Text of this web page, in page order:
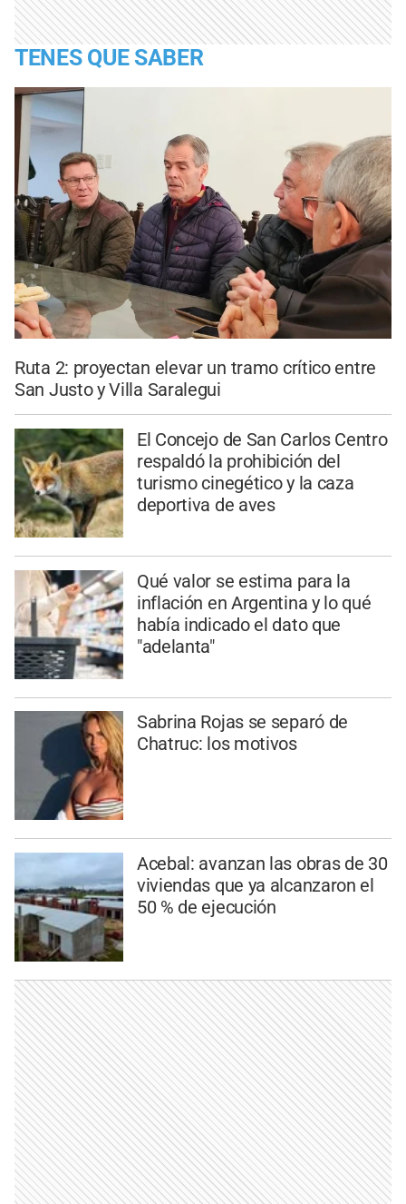
TENES QUE SABER
Ruta 2: proyectan elevar un tramo crítico entre
San Justo y Villa Saralegui
El Concejo de San Carlos Centro
respaldó la prohibición del
turismo cinegético y la caza
deportiva de aves
Qué valor se estima para la
inflación en Argentina y lo qué
había indicado el dato que
"adelanta"
Sabrina Rojas se separó de
Chatruc: los motivos
Acebal: avanzan las obras de 30
viviendas que ya alcanzaron el
50 % de ejecución